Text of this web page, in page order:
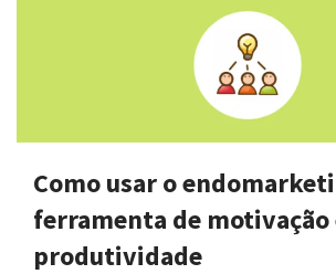
Como usar o
ferramenta de motivação
produtividade